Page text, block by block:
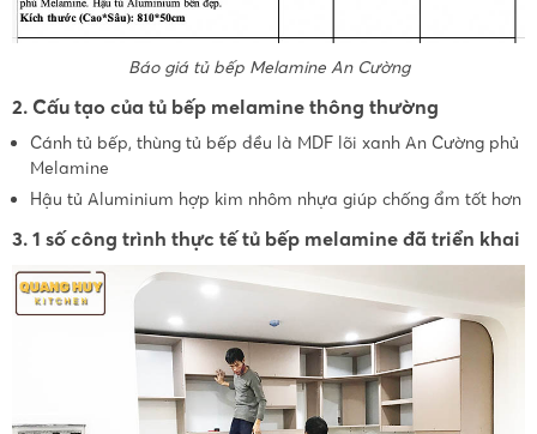
Báo giá tủ bếp Melamine An Cường
2. Cấu tạo của tủ bếp melamine thông thường
Cánh tủ bếp, thùng tủ bếp đều là MDF lõi xanh An Cường phủ
Melamine
Hậu tủ Aluminium hợp kim nhôm nhựa giúp chống ẩm tốt hơn
3. 1 số công trình thực tế tủ bếp melamine đã triển khai